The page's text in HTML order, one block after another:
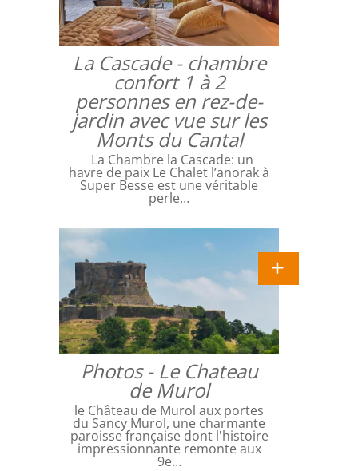
La Cascade - chambre
confort 1 à 2
personnes en rez-de-
jardin avec vue sur les
Monts du Cantal
La Chambre la Cascade: un
havre de paix Le Chalet l’anorak à
Super Besse est une véritable
perle…
Photos - Le Chateau
de Murol
le Château de Murol aux portes
du Sancy Murol, une charmante
paroisse française dont l'histoire
impressionnante remonte aux
9e…